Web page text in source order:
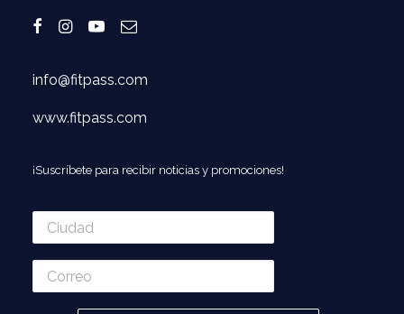
info@fitpass.com
www.fitpass.com
¡Suscríbete para recibir noticias y promociones!